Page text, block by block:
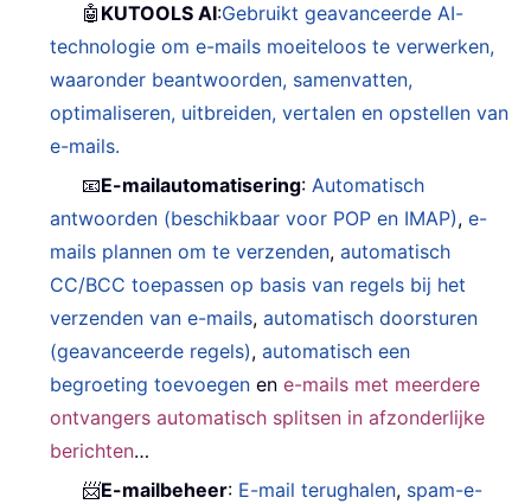
🤖 KUTOOLS AI:Gebruikt geavanceerde AI-
technologie om e-mails moeiteloos te verwerken,
waaronder beantwoorden, samenvatten,
optimaliseren, uitbreiden, vertalen en opstellen van
e-mails.
📧E-mailautomatisering:Automatisch
antwoorden (beschikbaar voor POP en IMAP),e-
mails plannen om te verzenden,automatisch
CC/BCC toepassen op basis van regels bij het
verzenden van e-mails,automatisch doorsturen
(geavanceerde regels),automatisch een
begroeting toevoegen ene-mails met meerdere
ontvangers automatisch splitsen in afzonderlijke
berichten…
📨E-mailbeheer: E-mail terughalen, spam-e-